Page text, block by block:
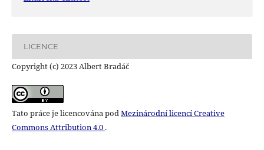
LICENCE
Copyright (c) 2023 Albert Bradáč
Tato práce je licencována podMezinárodní licencí Creative
Commons Attribution 4.0 .